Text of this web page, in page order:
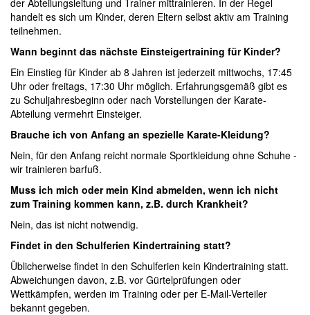
der Abteilungsleitung und Trainer mittrainieren. In der Regel
handelt es sich um Kinder, deren Eltern selbst aktiv am Training
teilnehmen.
Wann beginnt das nächste Einsteigertraining für Kinder?
Ein Einstieg für Kinder ab 8 Jahren ist jederzeit mittwochs, 17:45
Uhr oder freitags, 17:30 Uhr möglich. Erfahrungsgemäß gibt es
zu Schuljahresbeginn oder nach Vorstellungen der Karate-
Abteilung vermehrt Einsteiger.
Brauche ich von Anfang an spezielle Karate-Kleidung?
Nein, für den Anfang reicht normale Sportkleidung ohne Schuhe -
wir trainieren barfuß.
Muss ich mich oder mein Kind abmelden, wenn ich nicht
zum Training kommen kann, z.B. durch Krankheit?
Nein, das ist nicht notwendig.
Findet in den Schulferien Kindertraining statt?
Üblicherweise findet in den Schulferien kein Kindertraining statt.
Abweichungen davon, z.B. vor Gürtelprüfungen oder
Wettkämpfen, werden im Training oder per E-Mail-Verteiler
bekannt gegeben.